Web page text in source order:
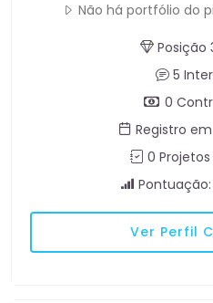
Não há portfólio do
Posição
5
0
Registro
0
Pontuação:
Ver Perfil